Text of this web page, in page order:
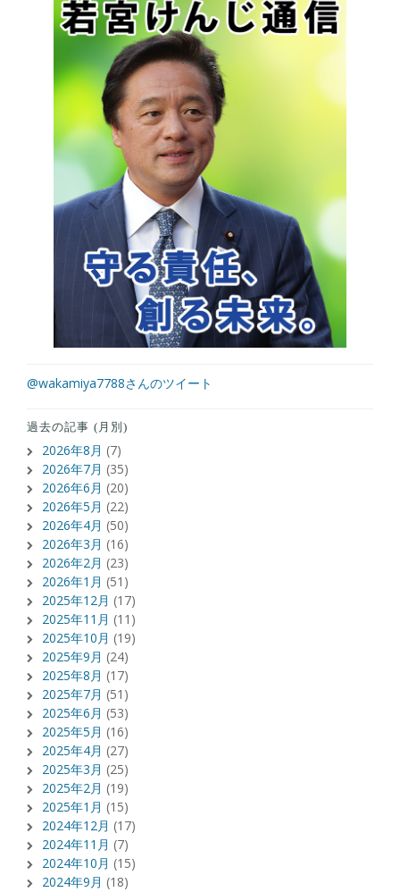
@wakamiya7788さんのツイート
過去の記事 (月別)
2026年8月 (7)
2026年7月 (35)
2026年6月 (20)
2026年5月 (22)
2026年4月 (50)
2026年3月 (16)
2026年2月 (23)
2026年1月 (51)
2025年12月 (17)
2025年11月 (11)
2025年10月 (19)
2025年9月 (24)
2025年8月 (17)
2025年7月 (51)
2025年6月 (53)
2025年5月 (16)
2025年4月 (27)
2025年3月 (25)
2025年2月 (19)
2025年1月 (15)
2024年12月 (17)
2024年11月 (7)
2024年10月 (15)
2024年9月 (18)